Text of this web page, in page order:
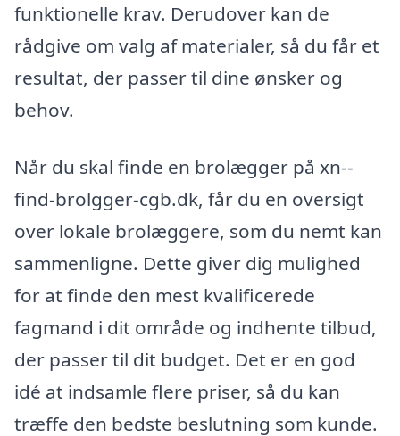
funktionelle krav. Derudover kan de
rådgive om valg af materialer, så du får et
resultat, der passer til dine ønsker og
behov.
Når du skal finde en brolægger på xn--
find-brolgger-cgb.dk, får du en oversigt
over lokale brolæggere, som du nemt kan
sammenligne. Dette giver dig mulighed
for at finde den mest kvalificerede
fagmand i dit område og indhente tilbud,
der passer til dit budget. Det er en god
idé at indsamle flere priser, så du kan
træffe den bedste beslutning som kunde.